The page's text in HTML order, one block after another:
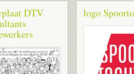
DTV
logo